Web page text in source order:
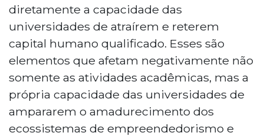
diretamente a capacidade das
universidades de atraírem e reterem
capital humano qualificado. Esses são
elementos que afetam negativamente não
somente as atividades acadêmicas, mas a
própria capacidade das universidades de
ampararem o amadurecimento dos
ecossistemas de empreendedorismo e